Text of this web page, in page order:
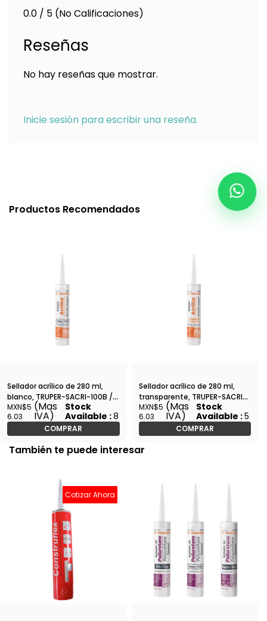
0.0 / 5 (No Calificaciones)
Reseñas
No hay reseñas que mostrar.
Inicie sesión para escribir una reseña.
Productos Recomendados
Sellador acrílico de 280 ml,
blanco, TRUPER-SACRI-100B /
18570
MXN$5
6.03
(Mas
IVA)
Stock
Available :8
COMPRAR
Sellador acrílico de 280 ml,
transparente, TRUPER-SACRI-
100T / 18569
MXN$5
6.03
(Mas
IVA)
Stock
Available :5
COMPRAR
También te puede interesar
Cotizar Ahora